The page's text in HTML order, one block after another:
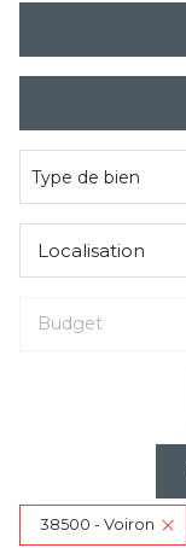
De l'immo
Type de bien
Localisation
Budget
38500 - Voiron